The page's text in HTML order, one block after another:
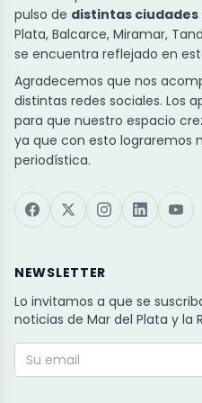
pulso de distintas
Plata, Balcarce, Miramar,
se encuentra reflejado en
Agradecemos que nos
distintas redes sociales. Los
para que nuestro espacio
ya que con esto lograremos
periodística.
NEWSLETTER
Lo invitamos a que se
noticias de Mar del Plata y la